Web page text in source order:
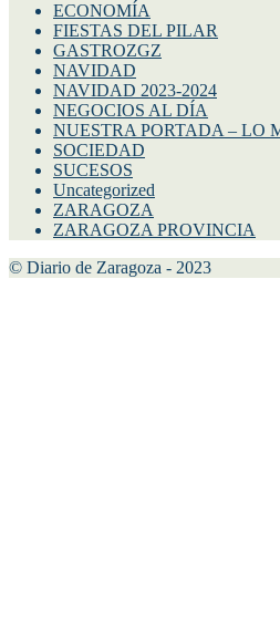
ECONOMÍA
FIESTAS DEL PILAR
GASTROZGZ
NAVIDAD
NAVIDAD 2023-2024
NEGOCIOS AL DÍA
NUESTRA PORTADA – LO
SOCIEDAD
SUCESOS
Uncategorized
ZARAGOZA
ZARAGOZA PROVINCIA
© Diario de Zaragoza - 2023